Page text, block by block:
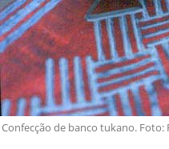
Confecção de banco tukano. Foto: